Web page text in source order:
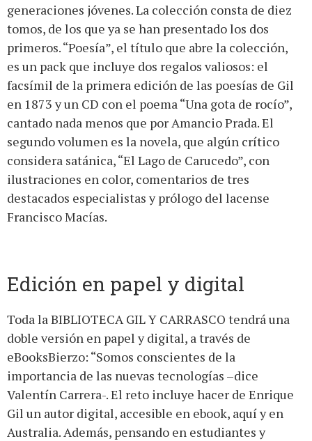
generaciones jóvenes. La colección consta de diez
tomos, de los que ya se han presentado los dos
primeros. “Poesía”, el título que abre la colección,
es un pack que incluye dos regalos valiosos: el
facsímil de la primera edición de las poesías de Gil
en 1873 y un CD con el poema “Una gota de rocío”,
cantado nada menos que por Amancio Prada. El
segundo volumen es la novela, que algún crítico
considera satánica, “El Lago de Carucedo”, con
ilustraciones en color, comentarios de tres
destacados especialistas y prólogo del lacense
Francisco Macías.
Edición en papel y digital
Toda la BIBLIOTECA GIL Y CARRASCO tendrá una
doble versión en papel y digital, a través de
eBooksBierzo: “Somos conscientes de la
importancia de las nuevas tecnologías –dice
Valentín Carrera-. El reto incluye hacer de Enrique
Gil un autor digital, accesible en ebook, aquí y en
Australia. Además, pensando en estudiantes y